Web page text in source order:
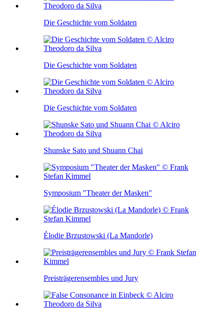
Die Geschichte vom Soldaten
Die Geschichte vom Soldaten
Die Geschichte vom Soldaten
Shunske Sato und Shuann Chai
Symposium "Theater der Masken"
Élodie Brzustowski (La Mandorle)
Preisträgerensembles und Jury